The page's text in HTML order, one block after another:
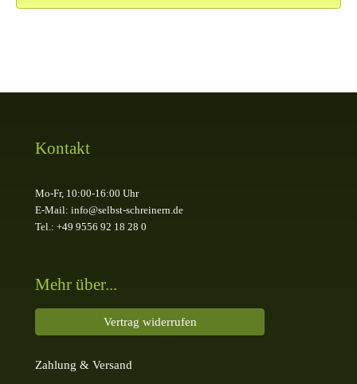
Kontakt
Mo-Fr, 10:00-16:00 Uhr
E-Mail: info@selbst-schreinern.de
Tel.: +49 9556 92 18 28 0
Mehr über...
Vertrag widerrufen
Zahlung & Versand